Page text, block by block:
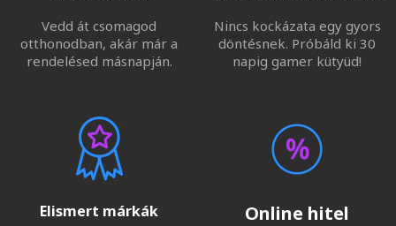
Vedd át csomagod
otthonodban, akár már a
rendelésed másnapján.
Nincs kockázata egy gyors
döntésnek. Próbáld ki 30
napig gamer kütyüd!
Elismert márkák Online hitel